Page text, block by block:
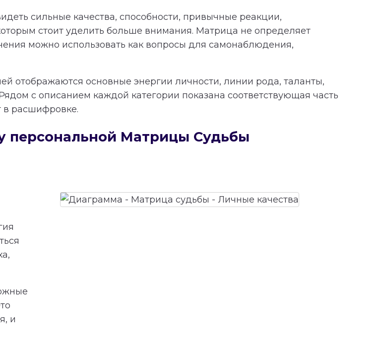
сильные качества, способности, привычные реакции,
стоит уделить больше внимания. Матрица не определяет
можно использовать как вопросы для самонаблюдения,
отображаются основные энергии личности, линии рода, таланты,
с описанием каждой категории показана соответствующая часть
в расшифровке.
персональной Матрицы Судьбы
и